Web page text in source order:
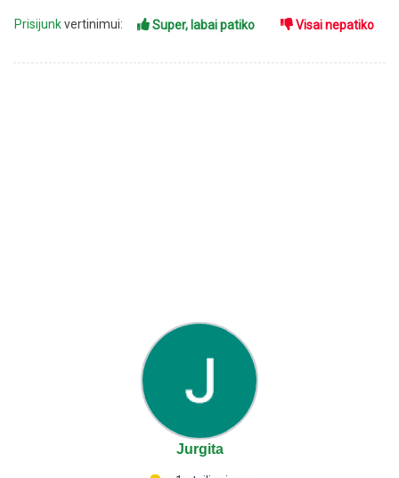
Prisijunkvertinimui: Super, labai patiko Visai nepatiko
Jurgita